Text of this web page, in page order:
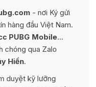
- nơi Ký gửi
hàng đầu Việt Nam.
PUBG Mobile...
chóng qua Zalo
Hiền.
duyệt kỹ lưỡng